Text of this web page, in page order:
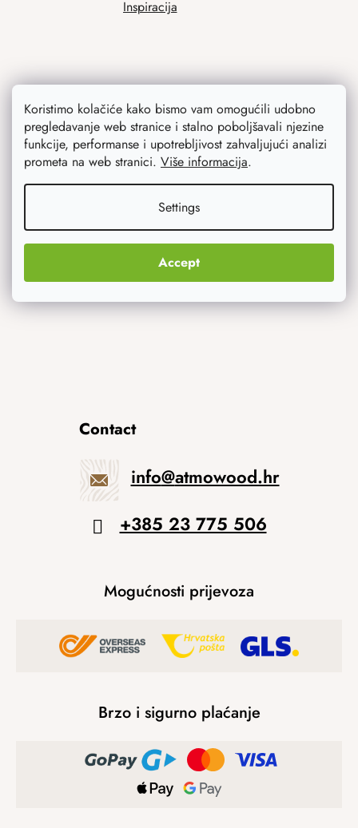
Koristimo kolačiće kako bismo vam omogućili udobno
pregledavanje web stranice i stalno poboljšavali njezine
funkcije, performanse i upotrebljivost zahvaljujući analizi
prometa na web stranici. Više informacija.
Settings
Accept
Inspiracija
Ono što vas najviše zanima
Originalni pokloni
Contact
info@atmowood.hr
+385 23 775 506
Mogućnosti prijevoza
Brzo i sigurno plaćanje